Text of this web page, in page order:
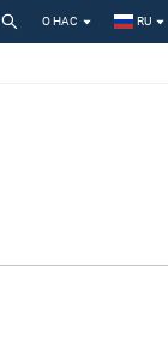
О НАС RU